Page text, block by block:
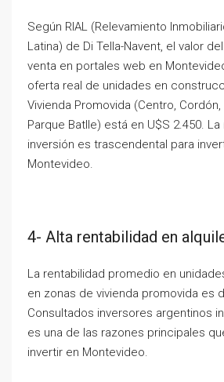
Según RIAL (Relevamiento
Latina) de Di Tella-Navent, el valor
venta en portales web en
oferta real de unidades en
Vivienda Promovida (Centro, Cordón,
Parque Batlle) está en U$S 2.450.
inversión es trascendental para
Montevideo.
4- Alta rentabilidad en
La rentabilidad promedio en
en zonas de vivienda promovida es
Consultados inversores argentinos
es una de las razones principales
invertir en Montevideo.